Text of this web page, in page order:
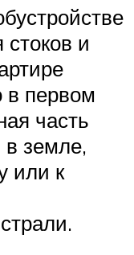
стоков и
в первом
часть
земле,
или к